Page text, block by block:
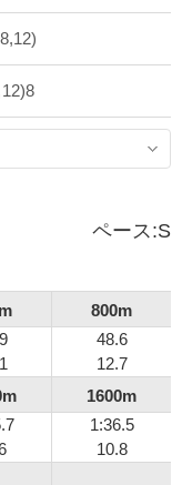
ペース:S
800m
48.6
12.7
1600m
1:36.5
10.8